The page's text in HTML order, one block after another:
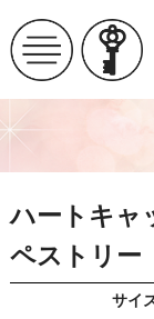
ハートキャ
ペストリ
サイ